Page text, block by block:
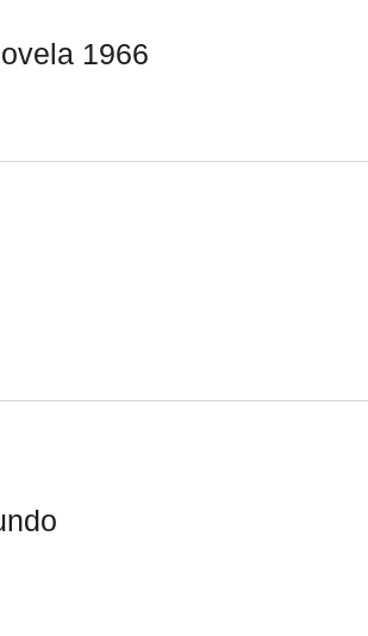
1966